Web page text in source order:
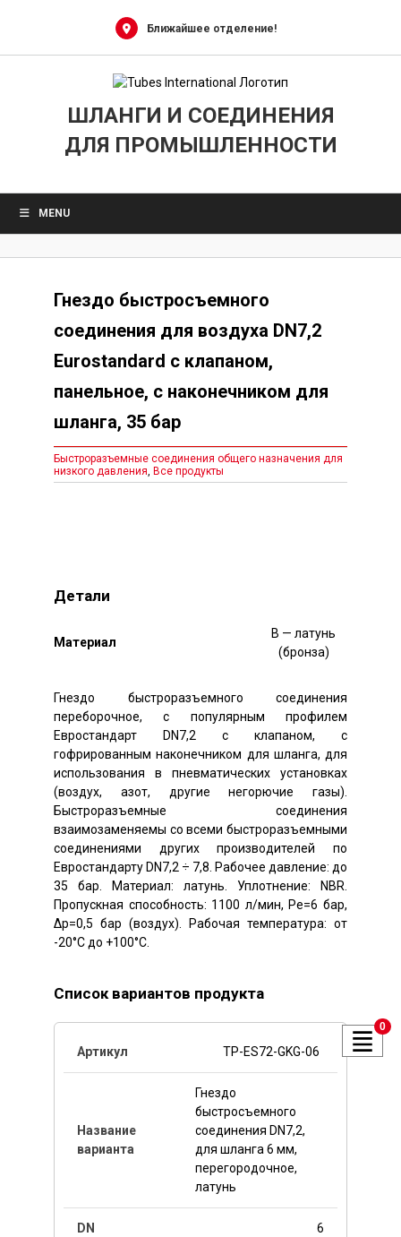
Ближайшее отделение!
ШЛАНГИ И СОЕДИНЕНИЯ
ДЛЯ ПРОМЫШЛЕННОСТИ
MENU
Гнездо быстросъемного
соединения для воздуха DN7,2
Eurostandard с клапаном,
панельное, с наконечником для
шланга, 35 бар
Быстроразъемные соединения общего назначения для
низкого давления, Все продукты
Детали
Mатериал
B — латунь
(бронза)
Гнездо быстроразъемного соединения
переборочное, с популярным профилем
Евростандарт DN7,2 с клапаном, с
гофрированным наконечником для шланга, для
использования в пневматических установках
(воздух, азот, другие негорючие газы).
Быстроразъемные соединения
взаимозаменяемы со всеми быстроразъемными
соединениями других производителей по
Евростандарту DN7,2 ÷ 7,8. Рабочее давление: до
35 бар. Материал: латунь. Уплотнение: NBR.
Пропускная способность: 1100 л/мин, Pe=6 бар,
Δp=0,5 бар (воздух). Рабочая температура: от
-20°C до +100°C.
Список вариантов продукта
TP-ES72-GKG-06
Гнездо
быстросъемного
соединения DN7,2,
для шланга 6 мм,
перегородочное,
латунь
6
0